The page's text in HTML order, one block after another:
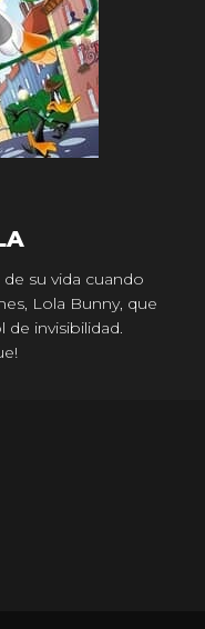
su vida cuando
Lola Bunny, que
invisibilidad.